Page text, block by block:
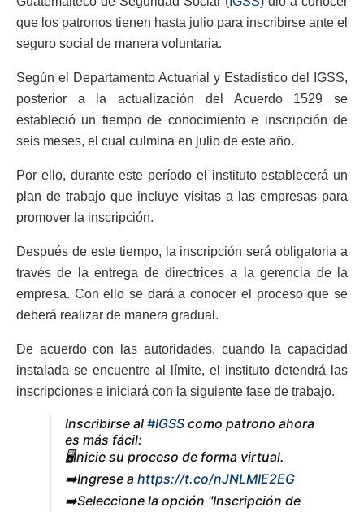
que los patronos tienen hasta julio para inscribirse ante el
seguro social de manera voluntaria.
Según el Departamento Actuarial y Estadístico del IGSS,
posterior a la actualización del Acuerdo 1529 se
estableció un tiempo de conocimiento e inscripción de
seis meses, el cual culmina en julio de este año.
Por ello, durante este período el instituto establecerá un
plan de trabajo que incluye visitas a las empresas para
promover la inscripción.
Después de este tiempo, la inscripción será obligatoria a
través de la entrega de directrices a la gerencia de la
empresa. Con ello se dará a conocer el proceso que se
deberá realizar de manera gradual.
De acuerdo con las autoridades, cuando la capacidad
instalada se encuentre al límite, el instituto detendrá las
inscripciones e iniciará con la siguiente fase de trabajo.
Inscribirse al #IGSS como patrono ahora
es más fácil:
🖥️Inicie su proceso de forma virtual.
➡️Ingrese a https://t.co/nJNLMIE2EG
➡️Seleccione la opción "Inscripción de